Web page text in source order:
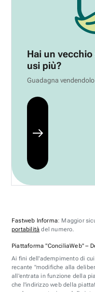
Hai un
usi più?
Guadagna
Fastweb Informa: Maggior
portabilità del numero.
Piattaforma "ConciliaWeb" –
Ai fini dell'adempimento di
recante "modifiche alla
all'entrata in funzione della
che l'indirizzo web della